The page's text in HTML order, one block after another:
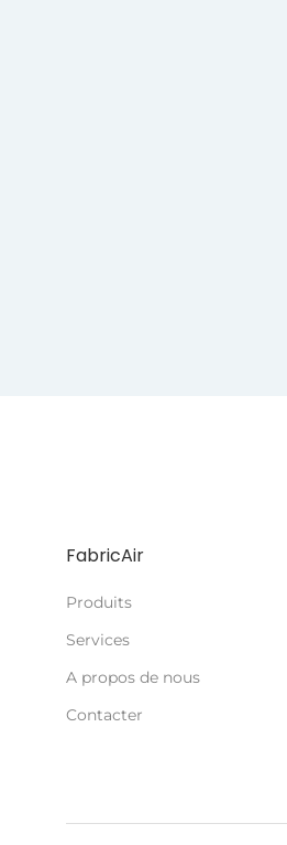
FabricAir
Produits
Services
A propos de nous
Contacter